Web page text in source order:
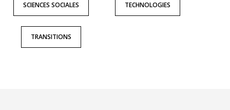
SCIENCES SOCIALES TECHNOLOGIES
TRANSITIONS